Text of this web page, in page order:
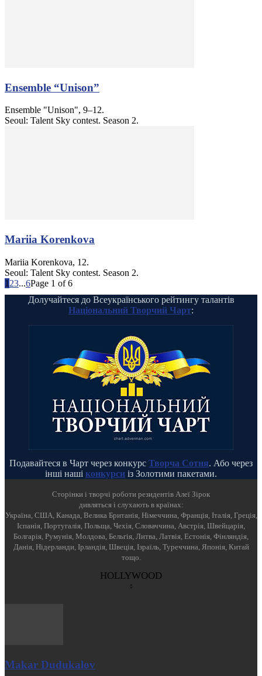
Ensemble “Unison”
Ensemble "Unison", 9–12.
Seoul: Talent Sky contest. Season 2.
Mariia Korenkova
Mariia Korenkova, 12.
Seoul: Talent Sky contest. Season 2.
1 23...6Page 1 of 6
Долучайтеся до Всеукраїнського рейтингу талантів
Національний Творчий Чарт:
Подавайтеся в Чарт через конкурс Творча Сотня. Або через
інші наші конкурси із Золотими пакетами.
Cторінки і творчі роботи резидентів Алеї Зірок
дивляться і слухають в країнах:
Україна, США, Канада, Велика Британія, Німеччина, Франція, Італія, Греція,
Іспанія, Португалія, Польща, Чехія, Словаччина, Австрія, Швейцарія,
Болгарія, Румунія, Молдова, Бельгія, Литва, Латвія, Естонія, Фінляндія,
Данія, Нідерланди, Ірландія, Швеція, Ізраїль, Туреччина, Японія, Китай
тощо.
HOLLYWOOD
Makar Dudukalov